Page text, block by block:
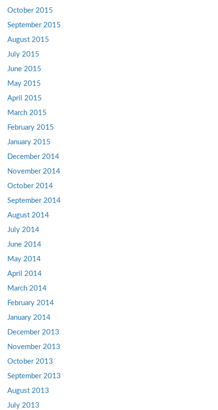
October 2015
September 2015
August 2015
July 2015
June 2015
May 2015
April 2015
March 2015
February 2015
January 2015
December 2014
November 2014
October 2014
September 2014
August 2014
July 2014
June 2014
May 2014
April 2014
March 2014
February 2014
January 2014
December 2013
November 2013
October 2013
September 2013
August 2013
July 2013